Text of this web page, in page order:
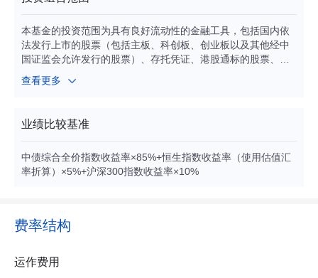
本基金的投资范围为具有良好流动性的金融工具，包括国内依
法发行上市的股票（包括主板、科创板、创业板以及其他经中
国证监会允许发行的股票）、存托凭证、港股通标的股票、债
券（包括国债、地方政府债券、央行票据、金融债、企业债、
公司债、次级债、可转换债券、分离交易可转债、可交换债
持机构债券、中期票据等）、资产支持证券、债券回购、银行
存款（包括定期存款、协议存款、通知存款等）、同业存单、
依法核准或注册的公开募集证券投资基金（包括全市场的股票
型ETF及基金管理人旗下的股票型基金、计入权益类资产的混
律法规或中国证监会允许投资的其他金融工具（但须符合中国
资产的投资比例不低于基金资产的80%，本基金对股票、存托
查看更多
业绩比较基准
中债综合全价指数收益率×85%+恒生指数收益率（使用估值汇
率折算）×5%+沪深300指数收益率×10%
费率结构
运作费用